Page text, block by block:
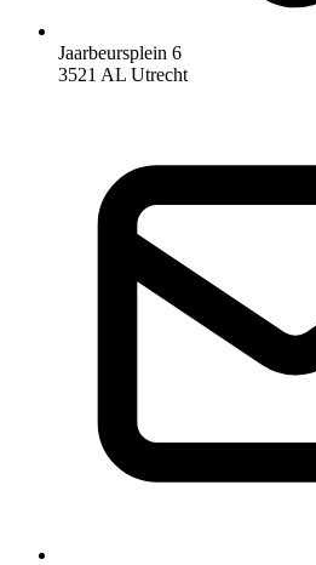
Jaarbeursplein 6
3521 AL Utrecht